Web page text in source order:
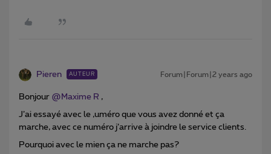
Pieren AUTEUR Forum|Forum|2 years ago
Bonjour @Maxime R ,
J’ai essayé avec le ,uméro que vous avez donné et ça
marche, avec ce numéro j’arrive à joindre le service clients.
Pourquoi avec le mien ça ne marche pas?